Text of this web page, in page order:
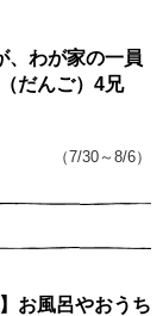
、わが家の一員
だんご）4兄
（7/30～8/6）
お風呂やおうち